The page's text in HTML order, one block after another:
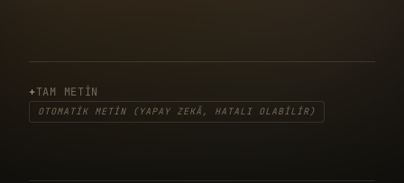
TAM METIN
OTOMATIK METIN (YAPAY ZEKÂ, HATALI OLABILIR)